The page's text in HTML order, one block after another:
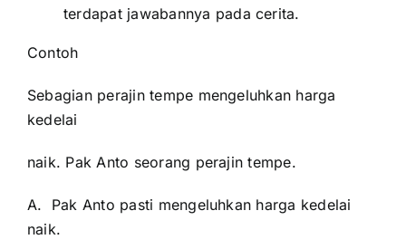
terdapat jawabannya pada cerita.
Contoh
Sebagian perajin tempe mengeluhkan harga
kedelai
naik. Pak Anto seorang perajin tempe.
A. Pak Anto pasti mengeluhkan harga kedelai
naik.